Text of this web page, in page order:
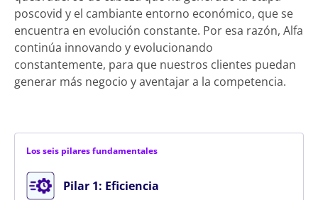
poscovid y el cambiante entorno económico, que se
encuentra en evolución constante. Por esa razón, Alfa
continúa innovando y evolucionando
constantemente, para que nuestros clientes puedan
generar más negocio y aventajar a la competencia.
Los seis pilares fundamentales
Pilar 1: Eficiencia